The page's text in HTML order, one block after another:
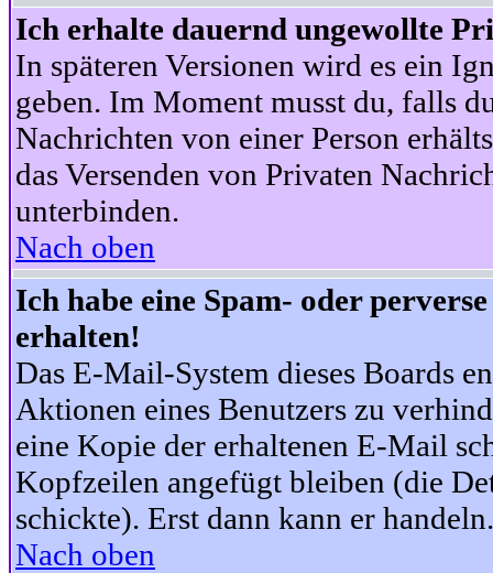
Ich erhalte dauernd ungewollte
In späteren Versionen wird es ein
geben. Im Moment musst du, falls
Nachrichten von einer Person
das Versenden von Privaten
unterbinden.
Nach oben
Ich habe eine Spam- oder
erhalten!
Das E-Mail-System dieses Boards
Aktionen eines Benutzers zu
eine Kopie der erhaltenen E-Mail
Kopfzeilen angefügt bleiben (die
schickte). Erst dann kann er handeln.
Nach oben